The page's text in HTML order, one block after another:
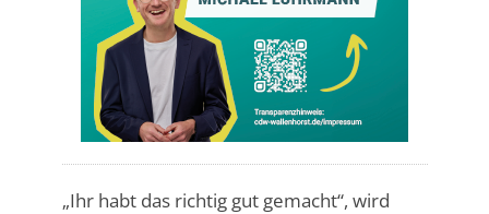
„Ihr habt das richtig gut gemacht“, wird